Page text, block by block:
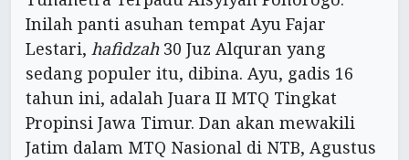
Inilah panti asuhan tempat Ayu Fajar
Lestari, hafidzah30 Juz Alquran yang
sedang populer itu, dibina. Ayu, gadis 16
tahun ini, adalah Juara II MTQ Tingkat
Propinsi Jawa Timur. Dan akan mewakili
Jatim dalam MTQ Nasional di NTB, Agustus